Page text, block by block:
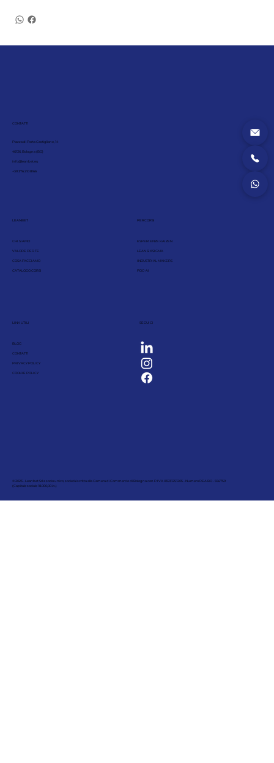
CONTATTI
Piazza di Porta Castiglione, 14
40136, Bologna (BO)
info@leanbet.eu
+39 376 210 8166
LEANBET
CHI SIAMO
VALORE PER TE
COSA FACCIAMO
CATALOGO CORSI
PERCORSI
ESPERIENZE KAIZEN
LEAN SIX SIGMA
INDUSTRIAL MAKERS
PDC-AI
LINK UTILI
BLOG
CONTATTI
PRIVACY POLICY
COOKIE POLICY
SEGUICI
© 2023 - Leanbet Srl a socio unico, società iscritta alla Camera di Commercio di Bologna con P.IVA 03931251205 - Numero REA BO - 556759
(Capitale sociale 18.000,00 i.v.)